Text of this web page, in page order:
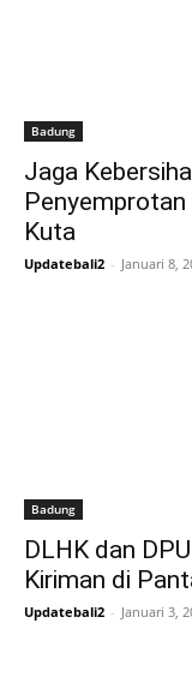
Badung
Jaga
Kuta
Updatebali2 - Januari 8,
Badung
DLHK dan
Kiriman di
Updatebali2 - Januari 3,